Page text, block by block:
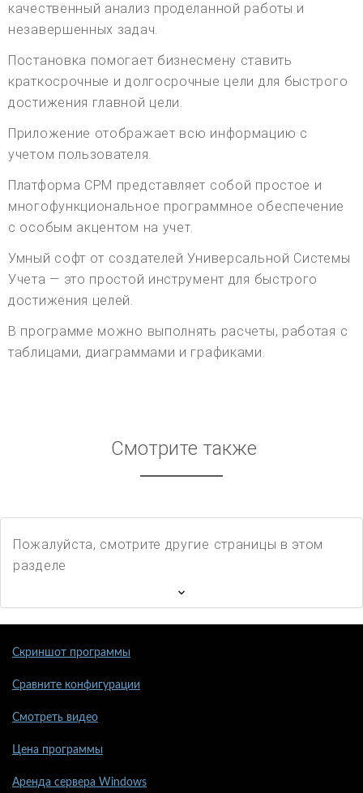
качественный анализ проделанной работы и
незавершенных задач.
Постановка помогает бизнесмену ставить
краткосрочные и долгосрочные цели для быстрого
достижения главной цели.
Приложение отображает всю информацию с
учетом пользователя.
Платформа CPM представляет собой простое и
многофункциональное программное обеспечение
с особым акцентом на учет.
Умный софт от создателей Универсальной Системы
Учета — это простой инструмент для быстрого
достижения целей.
В программе можно выполнять расчеты, работая с
таблицами, диаграммами и графиками.
Смотрите также
Пожалуйста, смотрите другие страницы в этом
разделе
Скриншот программы
Сравните конфигурации
Смотреть видео
Цена программы
Аренда сервера Windows